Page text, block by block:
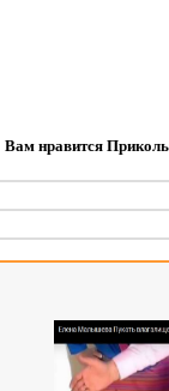
Вам нравится